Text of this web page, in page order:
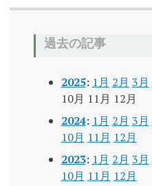
過去の記事
2025: 1月 2月 3月
10月 11月 12月
2024: 1月 2月 3月
10月 11月 12月
2023: 1月 2月 3月
10月 11月 12月